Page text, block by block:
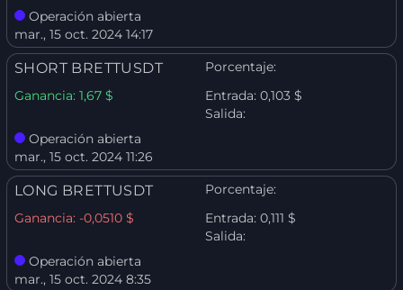
Operación abierta
mar., 15 oct. 2024 14:17
SHORT BRETTUSDT
Porcentaje:
Ganancia: 1,67 $ Entrada: 0,103 $
Salida:
Operación abierta
mar., 15 oct. 2024 11:26
LONG BRETTUSDT
Porcentaje:
Ganancia: -0,0510 $ Entrada: 0,111 $
Salida:
Operación abierta
mar., 15 oct. 2024 8:35